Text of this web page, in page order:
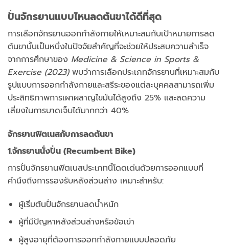
ปั่นจักรยานแบบไหนลดต้นขาได้ดีที่สุด
การเลือกจักรยานออกกำลังกายให้เหมาะสมกับเป้าหมายการลด
ต้นขานั้นเป็นหนึ่งในปัจจัยสำคัญที่จะช่วยให้ประสบความสำเร็จ
จากการศึกษาของ Medicine & Science in Sports &
Exercise (2023)พบว่าการเลือกประเภทจักรยานที่เหมาะสมกับ
รูปแบบการออกกำลังกายและสรีระของแต่ละบุคคลสามารถเพิ่ม
ประสิทธิภาพการเผาผลาญไขมันได้สูงถึง 25% และลดความ
เสี่ยงในการบาดเจ็บได้มากกว่า 40%
จักรยานฟิตเนสกับการลดต้นขา
1.จักรยานนั่งปั่น (Recumbent Bike)
การปั่นจักรยานฟิตเนสประเภทนี้โดดเด่นด้วยการออกแบบที่
คำนึงถึงการรองรับหลังส่วนล่าง เหมาะสำหรับ:
ผู้เริ่มต้นปั่นจักรยานลดน้ำหนัก
ผู้ที่มีปัญหาหลังส่วนล่างหรือข้อเข่า
ผู้สูงอายุที่ต้องการออกกำลังกายแบบปลอดภัย